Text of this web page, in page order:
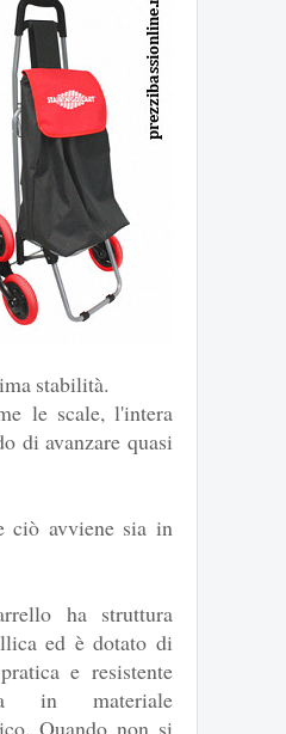
stabilità.
le scale, l'intera
di avanzare quasi
ciò avviene sia in
ha struttura
ed è dotato di
e resistente
in materiale